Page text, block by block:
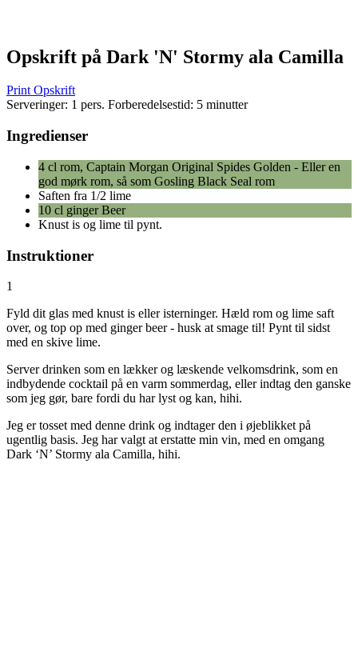
Opskrift på Dark 'N' Stormy ala Camilla
Print Opskrift
Serveringer: 1 pers. Forberedelsestid: 5 minutter
Ingredienser
4 cl rom, Captain Morgan Original Spides Golden - Eller en
god mørk rom, så som Gosling Black Seal rom
Saften fra 1/2 lime
10 cl ginger Beer
Knust is og lime til pynt.
Instruktioner
1
Fyld dit glas med knust is eller isterninger. Hæld rom og lime saft
over, og top op med ginger beer - husk at smage til! Pynt til sidst
med en skive lime.
Server drinken som en lækker og læskende velkomsdrink, som en
indbydende cocktail på en varm sommerdag, eller indtag den ganske
som jeg gør, bare fordi du har lyst og kan, hihi.
Jeg er tosset med denne drink og indtager den i øjeblikket på
ugentlig basis. Jeg har valgt at erstatte min vin, med en omgang
Dark ‘N’ Stormy ala Camilla, hihi.